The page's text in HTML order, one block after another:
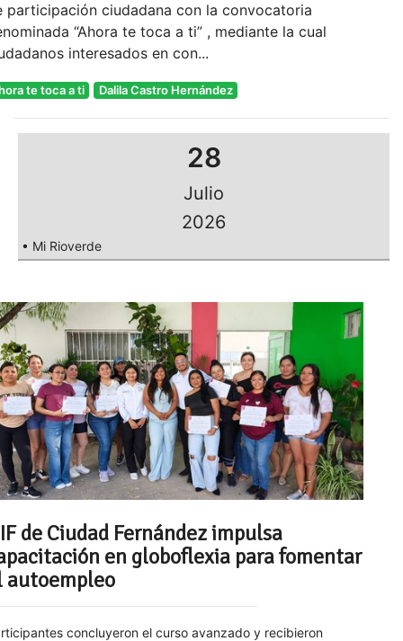
participación ciudadana con la convocatoria
“Ahora te toca a ti” , mediante la cual
interesados en con...
te toca a ti Dalila Castro Hernández
28
Julio
2026
• Mi Rioverde
de Ciudad Fernández impulsa
en globoflexia para fomentar
autoempleo
concluyeron el curso avanzado y recibieron